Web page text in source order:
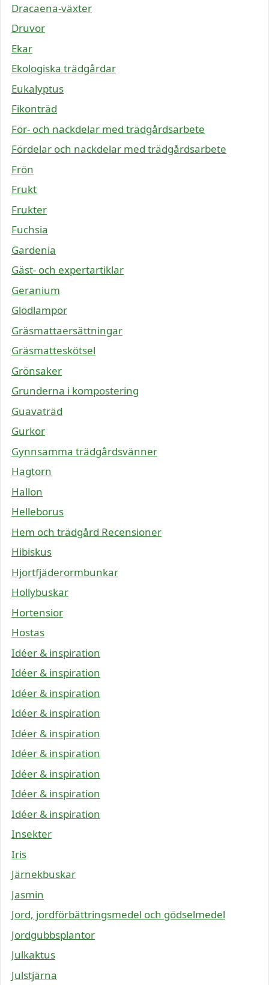
Dracaena-växter
Druvor
Ekar
Ekologiska trädgårdar
Eukalyptus
Fikonträd
För- och nackdelar med trädgårdsarbete
Fördelar och nackdelar med trädgårdsarbete
Frön
Frukt
Frukter
Fuchsia
Gardenia
Gäst- och expertartiklar
Geranium
Glödlampor
Gräsmattaersättningar
Gräsmatteskötsel
Grönsaker
Grunderna i kompostering
Guavaträd
Gurkor
Gynnsamma trädgårdsvänner
Hagtorn
Hallon
Helleborus
Hem och trädgård Recensioner
Hibiskus
Hjortfjäderormbunkar
Hollybuskar
Hortensior
Hostas
Idéer & inspiration
Idéer & inspiration
Idéer & inspiration
Idéer & inspiration
Idéer & inspiration
Idéer & inspiration
Idéer & inspiration
Idéer & inspiration
Idéer & inspiration
Insekter
Iris
Järnekbuskar
Jasmin
Jord, jordförbättringsmedel och gödselmedel
Jordgubbsplantor
Julkaktus
Julstjärna